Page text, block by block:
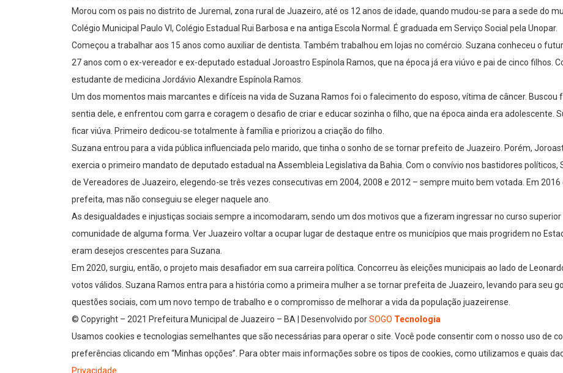
Morou com os pais no distrito de Juremal, zona rural de Juazeiro, até os 12 anos de idade, quando mudou-se para a sede do
Colégio Municipal Paulo VI, Colégio Estadual Rui Barbosa e na antiga Escola Normal. É graduada em Serviço Social pela Unopar.
Começou a trabalhar aos 15 anos como auxiliar de dentista. Também trabalhou em lojas no comércio. Suzana conheceu o
27 anos com o ex-vereador e ex-deputado estadual Joroastro Espínola Ramos, que na época já era viúvo e pai de cinco filhos.
estudante de medicina Jordávio Alexandre Espínola Ramos.
Um dos momentos mais marcantes e difíceis na vida de Suzana Ramos foi o falecimento do esposo, vítima de câncer.
sentia dele, e enfrentou com garra e coragem o desafio de criar e educar sozinha o filho, que na época ainda era adolescente.
ficar viúva. Primeiro dedicou-se totalmente à família e priorizou a criação do filho.
Suzana entrou para a vida pública influenciada pelo marido, que tinha o sonho de se tornar prefeito de Juazeiro. Porém,
exercia o primeiro mandato de deputado estadual na Assembleia Legislativa da Bahia. Com o convívio nos bastidores
de Vereadores de Juazeiro, elegendo-se três vezes consecutivas em 2004, 2008 e 2012 – sempre muito bem votada. Em
prefeita, mas não conseguiu se eleger naquele ano.
As desigualdades e injustiças sociais sempre a incomodaram, sendo um dos motivos que a fizeram ingressar no curso
comunidade de alguma forma. Ver Juazeiro voltar a ocupar lugar de destaque entre os municípios que mais progridem no
eram desejos crescentes para Suzana.
Em 2020, surgiu, então, o projeto mais desafiador em sua carreira política. Concorreu às eleições municipais ao lado de
votos válidos. Suzana Ramos entra para a história como a primeira mulher a se tornar prefeita de Juazeiro, levando para seu
questões sociais, com um novo tempo de trabalho e o compromisso de melhorar a vida da população juazeirense.
© Copyright – 2021 Prefeitura Municipal de Juazeiro – BA | Desenvolvido porSOGO Tecnologia
Usamos cookies e tecnologias semelhantes que são necessárias para operar o site. Você pode consentir com o nosso uso de
preferências clicando em “Minhas opções”. Para obter mais informações sobre os tipos de cookies, como utilizamos e quais
Privacidade